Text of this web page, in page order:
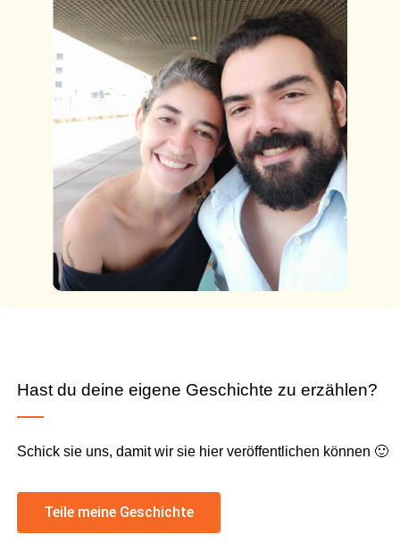
Hast du deine eigene Geschichte zu erzählen?
Schick sie uns, damit wir sie hier veröffentlichen können 🙂
Teile meine Geschichte